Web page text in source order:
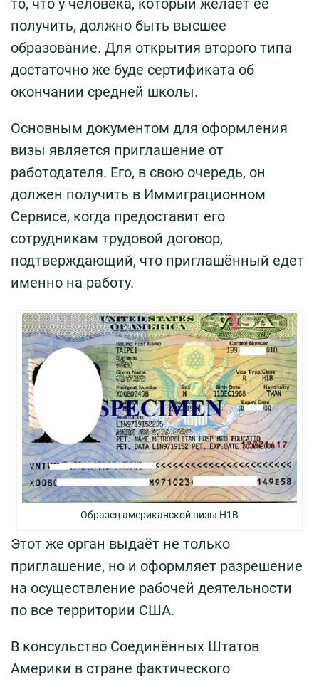
то, что у человека, который желает её
получить, должно быть высшее
образование. Для открытия второго типа
достаточно же буде сертификата об
окончании средней школы.
Основным документом для оформления
визы является приглашение от
работодателя. Его, в свою очередь, он
должен получить в Иммиграционном
Сервисе, когда предоставит его
сотрудникам трудовой договор,
подтверждающий, что приглашённый едет
именно на работу.
Образец американской визы H1B
Этот же орган выдаёт не только
приглашение, но и оформляет разрешение
на осуществление рабочей деятельности
по все территории США.
В консульство Соединённых Штатов
Америки в стране фактического